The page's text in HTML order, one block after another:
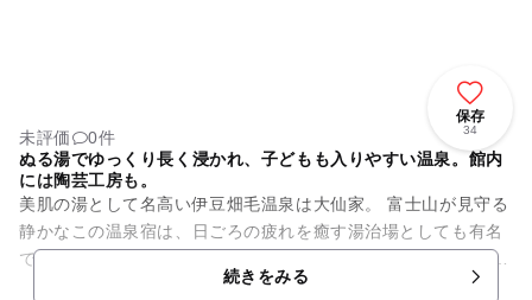
保存
34
未評価
0件
ぬる湯でゆっくり長く浸かれ、子どもも入りやすい温泉。館内
には陶芸工房も。
美肌の湯として名高い伊豆畑毛温泉は大仙家。 富士山が見守る
静かなこの温泉宿は、日ごろの疲れを癒す湯治場としても有名
です。 ぬる湯でゆっくり長く浸かれ、子どもも入りやすい温泉
続きをみる